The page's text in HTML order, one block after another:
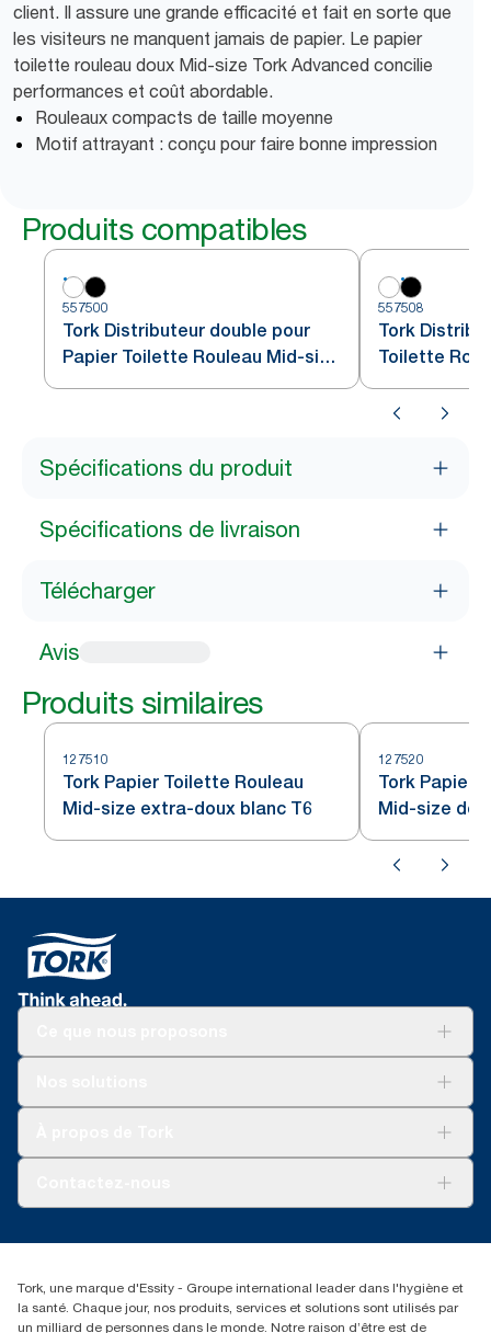
client. Il assure une grande efficacité et fait en sorte que
les visiteurs ne manquent jamais de papier. Le papier
toilette rouleau doux Mid-size Tork Advanced concilie
performances et coût abordable.
Rouleaux compacts de taille moyenne
Motif attrayant : conçu pour faire bonne impression
Produits compatibles
557500
Tork Distributeur double pour
Papier Toilette Rouleau Mid-size
blanc T6
557508
Tork
Toilette
T6
Spécifications du produit
Spécifications de livraison
Télécharger
Avis
Produits similaires
127510
Tork Papier Toilette Rouleau
Mid-size extra-doux blanc T6
127520
Tork Papier
Mid-size
01 85 07 92 00
Tork, une marque d'Essity - Groupe international leader dans l'hygiène et
la santé. Chaque jour, nos produits, services et solutions sont utilisés par
un milliard de personnes dans le monde. Notre raison d’être est de